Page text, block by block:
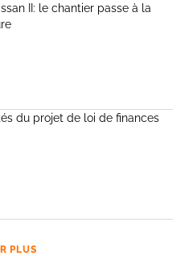
II: le chantier passe à la
du projet de loi de finances
PLUS